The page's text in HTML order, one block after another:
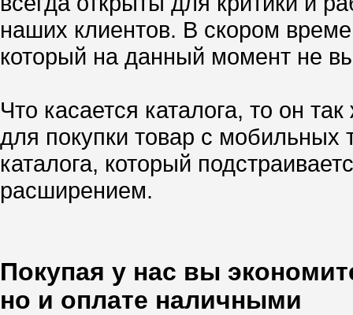
наших клиентов. В скором
который на данный момент не
Что касается каталога, то он
для покупки товар с
каталога, который
расширением.
Покупая у нас вы
но и оплате наличными